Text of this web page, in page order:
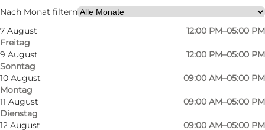
Nach Monat filtern
7 August
Freitag
12:00 PM–05:00 PM
9 August
Sonntag
12:00 PM–05:00 PM
10 August
Montag
09:00 AM–05:00 PM
11 August
Dienstag
09:00 AM–05:00 PM
12 August
09:00 AM–05:00 PM
Website besuchen